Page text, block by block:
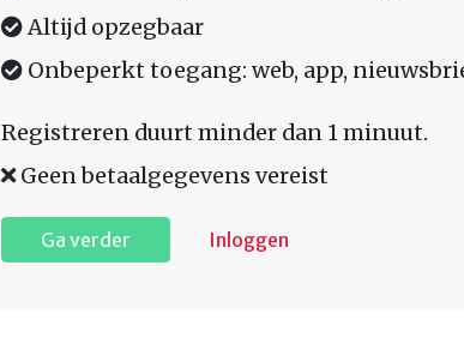
Altijd opzegbaar
Onbeperkt toegang: web, app,
Registreren duurt minder dan 1 minuut.
Geen betaalgegevens vereist
Ga verder Inloggen